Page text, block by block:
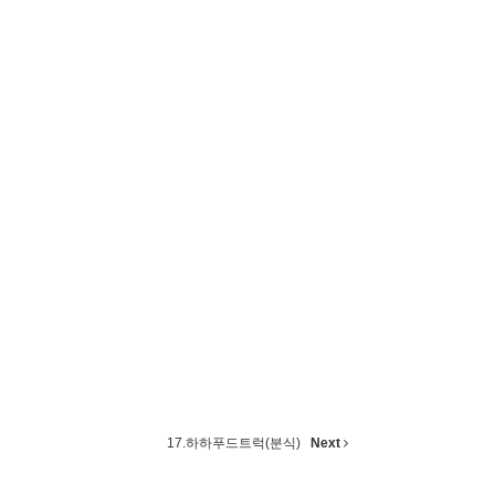
17.하하푸드트럭(분식) Next